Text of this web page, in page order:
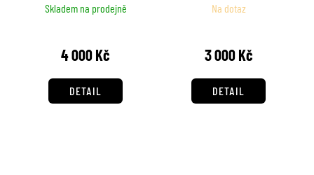
Skladem na prodejně
4 000 Kč
DETAIL
Na dotaz
3 000 Kč
DETAIL